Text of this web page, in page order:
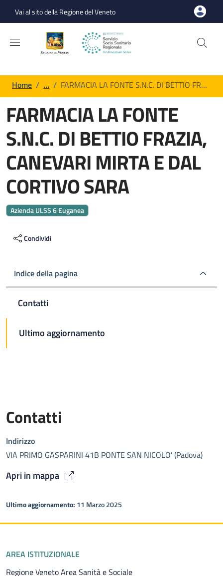
Vai al sito della Regione del Veneto
Briciole di pane
Home / … / FARMACIA LA FONTE S.N.C. DI BETTIO FR…
FARMACIA LA FONTE
S.N.C. DI BETTIO FRAZIA,
CANEVARI MIRTA E DAL
CORTIVO SARA
Azienda ULSS 6 Euganea
Condividi
Indice della pagina
Contatti
Ultimo aggiornamento
Contatti
Indirizzo
VIA PRIMO GASPARINI 41B PONTE SAN NICOLO' (Padova)
Apri in mappa
Ultimo aggiornamento: 11 Marzo 2025
Piè di pagina
AREA ISTITUZIONALE
Regione Veneto Area Sanità e Sociale